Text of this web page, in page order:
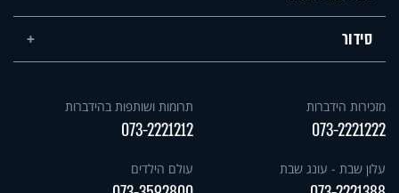
סידור
מזכירות הידברות
073-2221222
תרומות ושותפות בהידברות
073-2221212
עלון שבת - עונג שבת עולם הילדים